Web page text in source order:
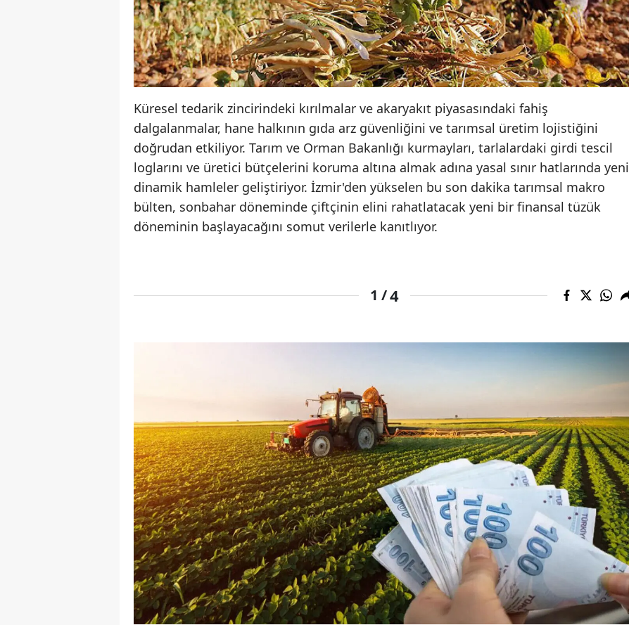
Küresel tedarik zincirindeki kırılmalar ve akaryakıt piyasasındaki fahiş
dalgalanmalar, hane halkının gıda arz güvenliğini ve tarımsal üretim lojistiğini
doğrudan etkiliyor. Tarım ve Orman Bakanlığı kurmayları, tarlalardaki girdi tescil
loglarını ve üretici bütçelerini koruma altına almak adına yasal sınır hatlarında yeni
dinamik hamleler geliştiriyor. İzmir'den yükselen bu son dakika tarımsal makro
bülten, sonbahar döneminde çiftçinin elini rahatlatacak yeni bir finansal tüzük
döneminin başlayacağını somut verilerle kanıtlıyor.
1 /4